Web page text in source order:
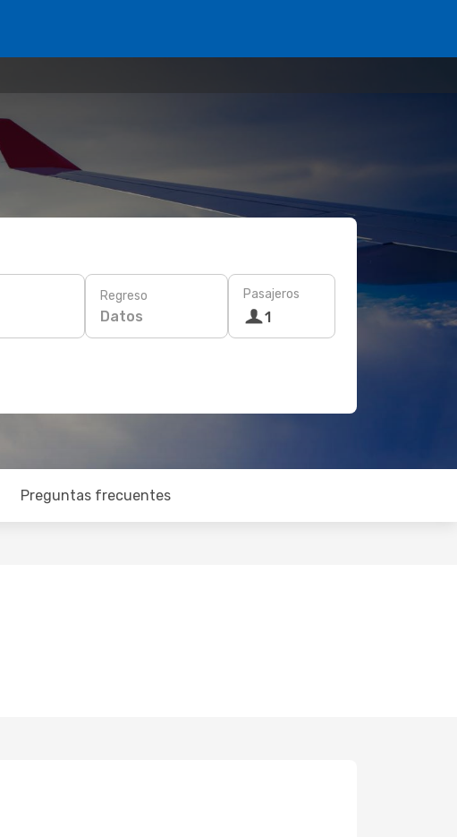
Regreso
Datos
Pasajeros
1
Preguntas frecuentes